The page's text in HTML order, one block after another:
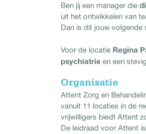
Ben jij een manager die
uit het ontwikkelen van
Dan is dit jouw volgende
Voor de locatie Regina
psychiatrie en een
Organisatie
Attent Zorg en
vanuit 11 locaties in de
vrijwilligers biedt Attent
De leidraad voor Attent